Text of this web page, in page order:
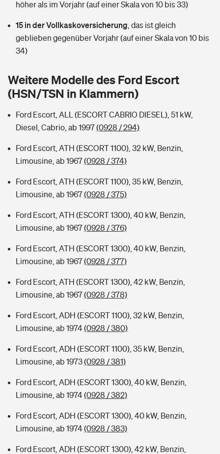
Tools
Hochwasser-Check: Wie gefährdet ist Ihr Haus?
Sie haben Fragen?
Hundehalter-Haftpflicht
Handyversicherung
Private Cyberversicherung
Zur Übersicht
Kinderunfall-Check: Mehr Sicherheit für deine Kids
Typklassen: So ist Ihr Auto eingestuft
Sie haben Fragen?
Tools
Wer versichert was: Jetzt Versicherer finden
Rentenrechner: Wie viel Geld bekomme ich im Alter?
höher als im Vorjahr (auf einer Skala von 10 bis 33)
15 in der Vollkaskoversicherung das ist gleich
geblieben gegenüber Vorjahr (auf einer Skala von 10 bis
34)
Weitere Modelle des Ford Escort
(HSN/TSN in Klammern)
Ford Escort, ALL (ESCORT CABRIO DIESEL), 51 kW,
Diesel, Cabrio, ab 1997(0928 / 294)
Ford Escort, ATH (ESCORT 1100), 32 kW, Benzin,
Limousine, ab 1967(0928 / 374)
Ford Escort, ATH (ESCORT 1100), 35 kW, Benzin,
Limousine, ab 1967(0928 / 375)
Ford Escort, ATH (ESCORT 1300), 40 kW, Benzin,
Limousine, ab 1967(0928 / 376)
Ford Escort, ATH (ESCORT 1300), 40 kW, Benzin,
Limousine, ab 1967(0928 / 377)
Ford Escort, ATH (ESCORT 1300), 42 kW, Benzin,
Limousine, ab 1967(0928 / 378)
Ford Escort, ADH (ESCORT 1100), 32 kW, Benzin,
Limousine, ab 1974(0928 / 380)
Ford Escort, ADH (ESCORT 1100), 35 kW, Benzin,
Limousine, ab 1973(0928 / 381)
Ford Escort, ADH (ESCORT 1300), 40 kW, Benzin,
Limousine, ab 1974(0928 / 382)
Ford Escort, ADH (ESCORT 1300), 40 kW, Benzin,
Limousine, ab 1974(0928 / 383)
Ford Escort, ADH (ESCORT 1300), 42 kW, Benzin,